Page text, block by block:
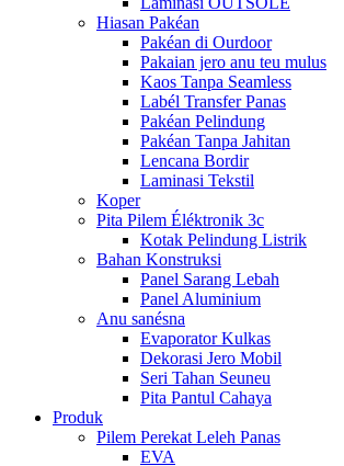
Hiasan Pakéan
Pakéan di Ourdoor
Pakaian jero anu teu mulus
Kaos Tanpa Seamless
Labél Transfer Panas
Pakéan Pelindung
Pakéan Tanpa Jahitan
Lencana Bordir
Laminasi Tekstil
Koper
Pita Pilem Éléktronik 3c
Kotak Pelindung Listrik
Bahan Konstruksi
Panel Sarang Lebah
Panel Aluminium
Anu sanésna
Evaporator Kulkas
Dekorasi Jero Mobil
Seri Tahan Seuneu
Pita Pantul Cahaya
Produk
Pilem Perekat Leleh Panas
EVA